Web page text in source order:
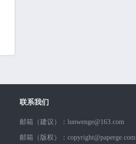
联系我们
邮箱（建议）：lunwenge@163.com
邮箱（版权）：copyright@paperge.com